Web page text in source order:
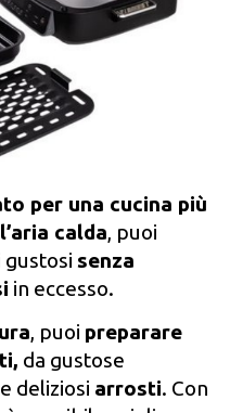
per una cucina più
calda, puoi
gustosi senza
in eccesso.
, puoi preparare
da gustose
deliziosi arrosti. Con